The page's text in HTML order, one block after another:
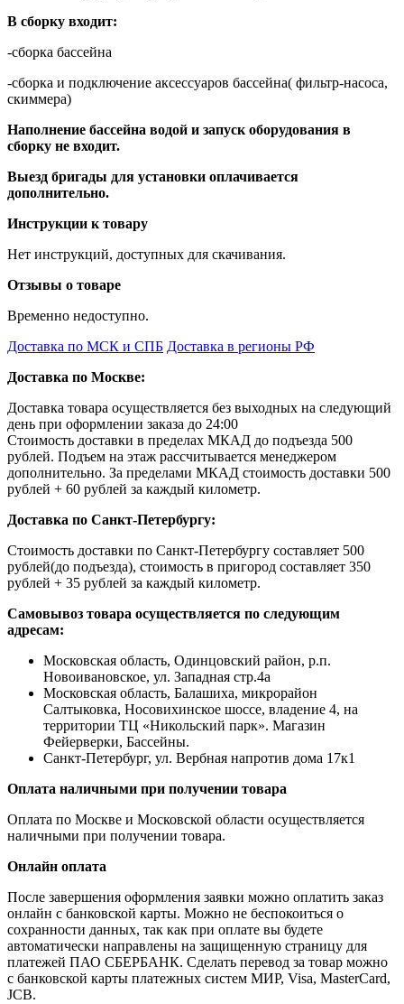
В сборку входит:
-сборка бассейна
-сборка и подключение аксессуаров бассейна( фильтр-насоса,
скиммера)
Наполнение бассейна водой и запуск оборудования в
сборку не входит.
Выезд бригады для установки оплачивается
дополнительно.
Инструкции к товару
Нет инструкций, доступных для скачивания.
Отзывы о товаре
Временно недоступно.
Доставка по МСК и СПБ Доставка в регионы РФ
Доставка по Москве:
Доставка товара осуществляется без выходных на следующий
день при оформлении заказа до 24:00
Стоимость доставки в пределах МКАД до подъезда 500
рублей. Подъем на этаж рассчитывается менеджером
дополнительно. За пределами МКАД стоимость доставки 500
рублей + 60 рублей за каждый километр.
Доставка по Санкт-Петербургу:
Стоимость доставки по Санкт-Петербургу составляет 500
рублей(до подъезда), стоимость в пригород составляет 350
рублей + 35 рублей за каждый километр.
Самовывоз товара осуществляется по следующим
адресам:
Московская область, Одинцовский район, р.п.
Новоивановское, ул. Западная стр.4a
Московская область, Балашиха, микрорайон
Салтыковка, Носовихинское шоссе, владение 4, на
территории ТЦ «Никольский парк». Магазин
Фейерверки, Бассейны.
Санкт-Петербург, ул. Вербная напротив дома 17к1
Оплата наличными при получении товара
Оплата по Москве и Московской области осуществляется
наличными при получении товара.
Онлайн оплата
После завершения оформления заявки можно оплатить заказ
онлайн с банковской карты. Можно не беспокоиться о
сохранности данных, так как при оплате вы будете
автоматически направлены на защищенную страницу для
платежей ПАО СБЕРБАНК. Сделать перевод за товар можно
с банковской карты платежных систем МИР, Visa, MasterCard,
JCB.